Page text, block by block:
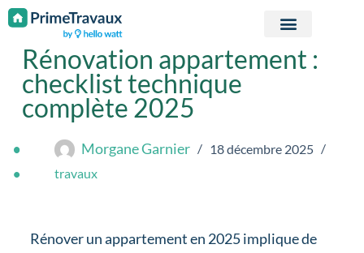
Passer au contenu
Rénovation appartement :
checklist technique
complète 2025
Morgane Garnier
18 décembre 2025
travaux
Rénover un appartement en 2025 implique de